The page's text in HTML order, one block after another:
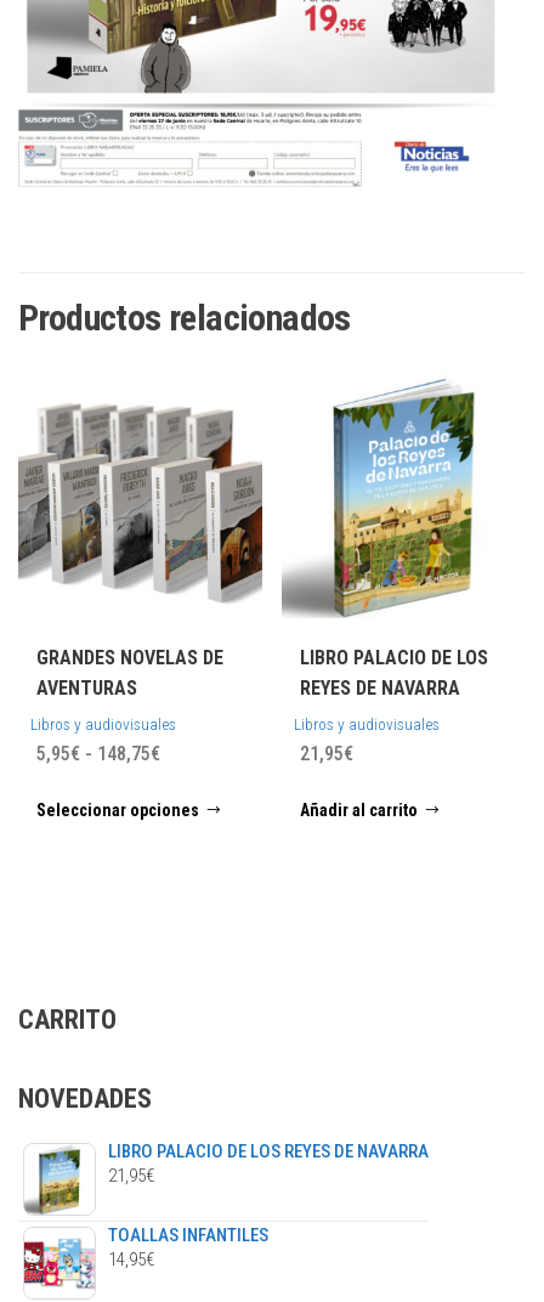
Productos relacionados
GRANDES NOVELAS DE
AVENTURAS
Libros y audiovisuales
5,95€ - 148,75€Rango
precios:
Seleccionar opciones
producto
página
LIBRO PALACIO DE LOS
REYES DE NAVARRA
Libros y audiovisuales
21,95€
Añadir al carrito
CARRITO
NOVEDADES
LIBRO PALACIO DE LOS REYES DE NAVARRA
21,95€
TOALLAS INFANTILES
14,95€